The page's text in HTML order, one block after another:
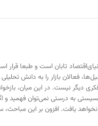
تابان است و طبعا
فعالان بازار را به دانش
دیگر نیست. در این میان،
به درستی نمی‌توان
یافت. افزون بر این